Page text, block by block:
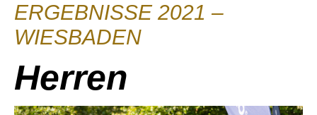
ERGEBNISSE 2021 –
WIESBADEN
Herren